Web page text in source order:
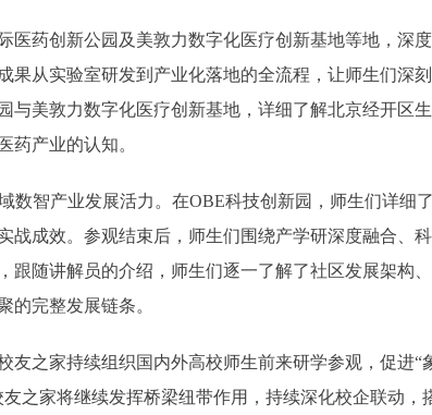
药创新公园及美敦力数字化医疗创新基地等地，深
从实验室研发到产业化落地的全流程，让师生们深
美敦力数字化医疗创新基地，详细了解北京经开区
药产业的认知。
智产业发展活力。在OBE科技创新园，师生们详细
成效。参观结束后，师生们围绕产学研深度融合、
随讲解员的介绍，师生们逐一了解了社区发展架构
的完整发展链条。
家持续组织国内外高校师生前来研学参观，促进“
之家将继续发挥桥梁纽带作用，持续深化校企联动，